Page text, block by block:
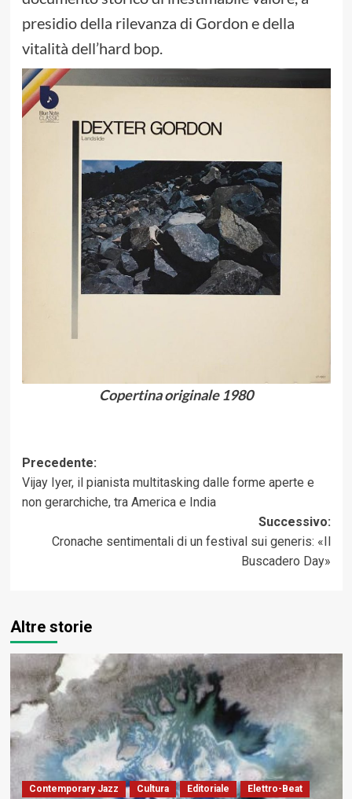
presidio della rilevanza di Gordon e della
vitalità dell’hard bop.
Copertina originale 1980
Navigazione
articolo
Precedente:
Vijay Iyer, il pianista multitasking dalle forme aperte e
non gerarchiche, tra America e India
Successivo:
Cronache sentimentali di un festival sui generis: «Il
Buscadero Day»
Altre storie
Contemporary Jazz Cultura Editoriale
Elettro-Beat